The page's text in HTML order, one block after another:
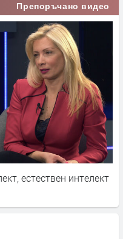
Препоръчано видео
естествен интелект